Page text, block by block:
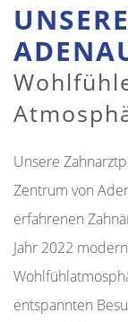
Unsere
Zentrum von
erfahrenen
Jahr 2022
entspannten